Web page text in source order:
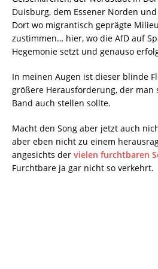
Duisburg, dem Essener Norden
Dort wo migrantisch geprägte
zustimmen… hier, wo die AfD auf
Hegemonie setzt und genauso
In meinen Augen ist dieser blinde
größere Herausforderung, der man
Band auch stellen sollte.
Macht den Song aber jetzt auch
aber eben nicht zu einem
angesichts der vielen furchtbaren
Furchtbare ja gar nicht so verkehrt.